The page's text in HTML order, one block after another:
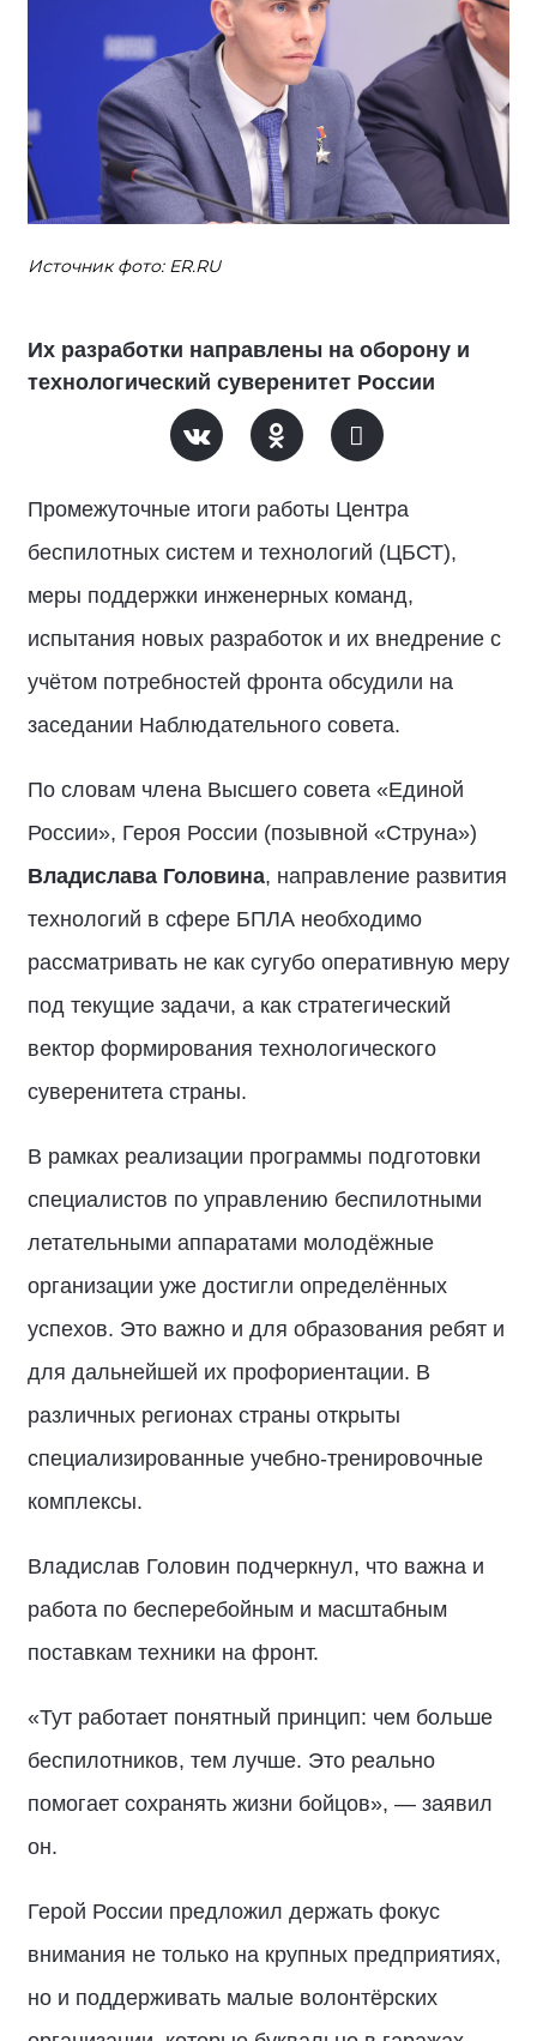
Источник фото: ER.RU
Их разработки направлены на оборону и
технологический суверенитет России
Промежуточные итоги работы Центра
беспилотных систем и технологий (ЦБСТ),
меры поддержки инженерных команд,
испытания новых разработок и их внедрение с
учётом потребностей фронта обсудили на
заседании Наблюдательного совета.
По словам члена Высшего совета «Единой
России», Героя России (позывной «Струна»)
Владислава Головина, направление развития
технологий в сфере БПЛА необходимо
рассматривать не как сугубо оперативную меру
под текущие задачи, а как стратегический
вектор формирования технологического
суверенитета страны.
В рамках реализации программы подготовки
специалистов по управлению беспилотными
летательными аппаратами молодёжные
организации уже достигли определённых
успехов. Это важно и для образования ребят и
для дальнейшей их профориентации. В
различных регионах страны открыты
специализированные учебно-тренировочные
комплексы.
Владислав Головин подчеркнул, что важна и
работа по бесперебойным и масштабным
поставкам техники на фронт.
«Тут работает понятный принцип: чем больше
беспилотников, тем лучше. Это реально
помогает сохранять жизни бойцов», — заявил
он.
Герой России предложил держать фокус
внимания не только на крупных предприятиях,
но и поддерживать малые волонтёрских